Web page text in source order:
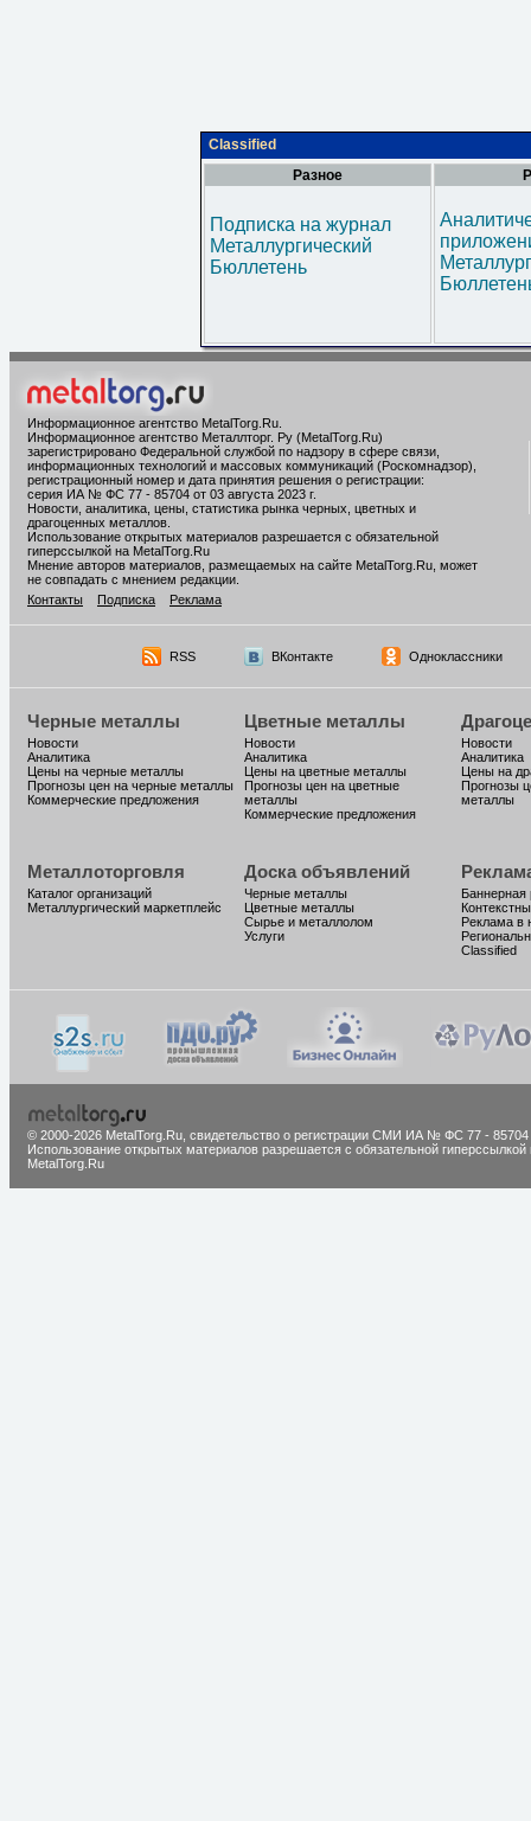
Classified
Разное
Подписка на журнал
Металлургический
Бюллетень
Информационное агентство MetalTorg.Ru
Информационное агентство Металлторг. Ру (MetalTorg.Ru)
зарегистрировано Федеральной службой по надзору в сфере связи,
информационных технологий и массовых коммуникаций (Роскомнадзор),
регистрационный номер и дата принятия решения о регистрации:
серия ИА № ФС 77 - 85704 от 03 августа 2023 г.
Новости, аналитика, цены, статистика рынка черных, цветных и
драгоценных металлов.
Использование открытых материалов разрешается с обязательной
гиперссылкой на MetalTorg.Ru
Мнение авторов материалов, размещаемых на сайте MetalTorg.Ru, может
не совпадать с мнением редакции.
Контакты
Подписка Реклама
RSS ВКонтакте Одноклассники
Черные металлы
Новости
Аналитика
Цены на черные металлы
Прогнозы цен на черные металлы
Коммерческие предложения
Цветные металлы
Новости
Аналитика
Цены на цветные металлы
Прогнозы цен на цветные
металлы
Коммерческие предложения
Новости
Аналитика
Цены на
Прогнозы
металлы
Металлоторговля
Каталог организаций
Металлургический маркетплейс
Доска объявлений
Черные металлы
Цветные металлы
Сырье и металлолом
Услуги
Баннерная
Реклама в
Classified
© 2000-2026 MetalTorg.Ru, cвидетельство о регистрации СМИ ИА № ФС 77 - 85704
Использование открытых материалов разрешается с обязательной гиперссылкой
MetalTorg.Ru